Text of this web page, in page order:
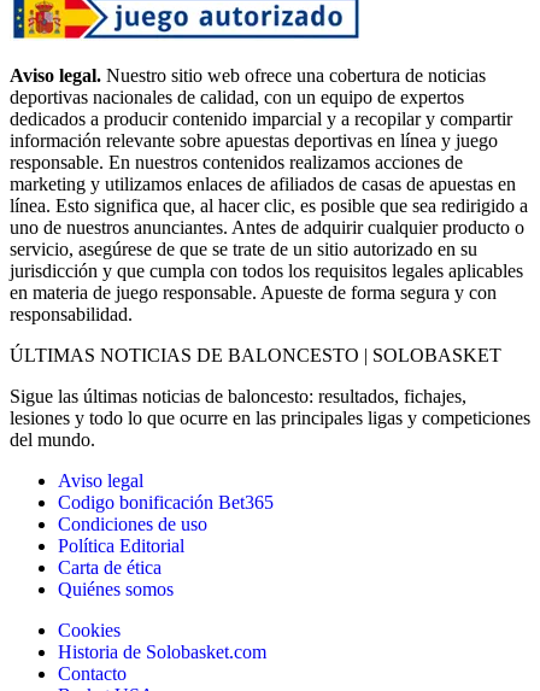
Aviso legal. Nuestro sitio web ofrece una cobertura de noticias
deportivas nacionales de calidad, con un equipo de expertos
dedicados a producir contenido imparcial y a recopilar y compartir
información relevante sobre apuestas deportivas en línea y juego
responsable. En nuestros contenidos realizamos acciones de
marketing y utilizamos enlaces de afiliados de casas de apuestas en
línea. Esto significa que, al hacer clic, es posible que sea redirigido a
uno de nuestros anunciantes. Antes de adquirir cualquier producto o
servicio, asegúrese de que se trate de un sitio autorizado en su
jurisdicción y que cumpla con todos los requisitos legales aplicables
en materia de juego responsable. Apueste de forma segura y con
responsabilidad.
ÚLTIMAS NOTICIAS DE BALONCESTO | SOLOBASKET
Sigue las últimas noticias de baloncesto: resultados, fichajes,
lesiones y todo lo que ocurre en las principales ligas y competiciones
del mundo.
Aviso legal
Codigo bonificación Bet365
Condiciones de uso
Política Editorial
Carta de ética
Quiénes somos
Cookies
Historia de Solobasket.com
Contacto